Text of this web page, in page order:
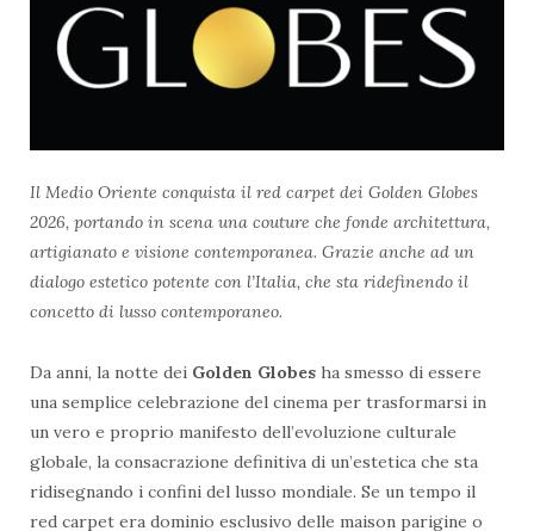
Il Medio Oriente conquista il red carpet dei Golden Globes
2026, portando in scena una couture che fonde architettura,
artigianato e visione contemporanea. Grazie anche ad un
dialogo estetico potente con l’Italia, che sta ridefinendo il
concetto di lusso contemporaneo.
Da anni, la notte dei Golden Globes ha smesso di essere
una semplice celebrazione del cinema per trasformarsi in
un vero e proprio manifesto dell’evoluzione culturale
globale, la consacrazione definitiva di un’estetica che sta
ridisegnando i confini del lusso mondiale. Se un tempo il
red carpet era dominio esclusivo delle maison parigine o